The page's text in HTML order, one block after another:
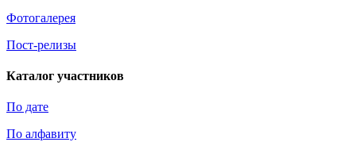
Фотогалерея
Пост-релизы
Каталог участников
По дате
По алфавиту